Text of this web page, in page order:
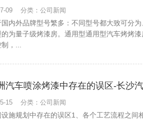
09 分类：公司新闻
国内外品牌型号繁多：不同型号都大致可分
的为量子级烤漆房。通用型通用型汽车烤烤
，...
汽车喷涂烤漆中存在的误区-长沙
15 分类：公司新闻
设施规划中存在的误区1、各个工艺流程之